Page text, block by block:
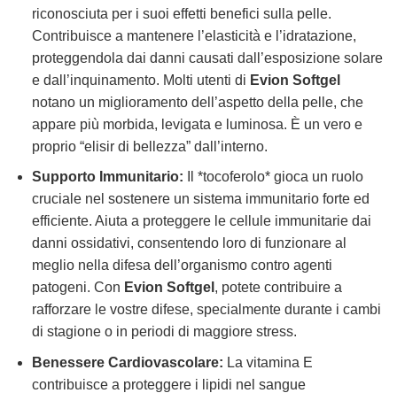
riconosciuta per i suoi effetti benefici sulla pelle.
Contribuisce a mantenere l’elasticità e l’idratazione,
proteggendola dai danni causati dall’esposizione solare
e dall’inquinamento. Molti utenti di Evion Softgel
notano un miglioramento dell’aspetto della pelle, che
appare più morbida, levigata e luminosa. È un vero e
proprio “elisir di bellezza” dall’interno.
Supporto Immunitario: Il *tocoferolo* gioca un ruolo
cruciale nel sostenere un sistema immunitario forte ed
efficiente. Aiuta a proteggere le cellule immunitarie dai
danni ossidativi, consentendo loro di funzionare al
meglio nella difesa dell’organismo contro agenti
patogeni. Con Evion Softgel , potete contribuire a
rafforzare le vostre difese, specialmente durante i cambi
di stagione o in periodi di maggiore stress.
Benessere Cardiovascolare: La vitamina E
contribuisce a proteggere i lipidi nel sangue